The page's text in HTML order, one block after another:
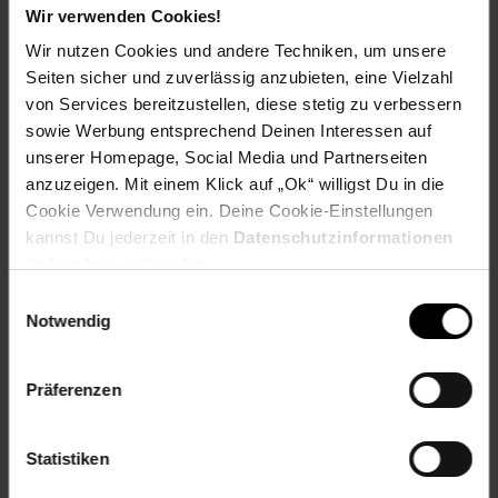
Wir verwenden Cookies!
Wir nutzen Cookies und andere Techniken, um unsere
Seiten sicher und zuverlässig anzubieten, eine Vielzahl
von Services bereitzustellen, diese stetig zu verbessern
sowie Werbung entsprechend Deinen Interessen auf
unserer Homepage, Social Media und Partnerseiten
anzuzeigen. Mit einem Klick auf „Ok“ willigst Du in die
Cookie Verwendung ein. Deine Cookie-Einstellungen
kannst Du jederzeit in den Datenschutzinformationen
Notwendig
Präferenzen
Statistiken
Fußzeile
Weitere Online-Angebote
Netto Reisen TV-Shop Weinwelt
Rezeptwelt Karriere